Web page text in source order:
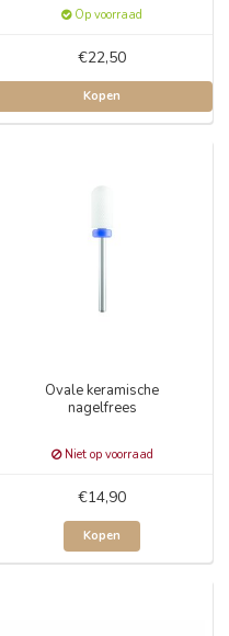
Op voorraad
€22,50
Kopen
Ovale keramische
nagelfrees
Niet op voorraad
€14,90
Kopen